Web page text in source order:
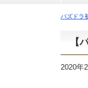
パズドラ
【
2020年